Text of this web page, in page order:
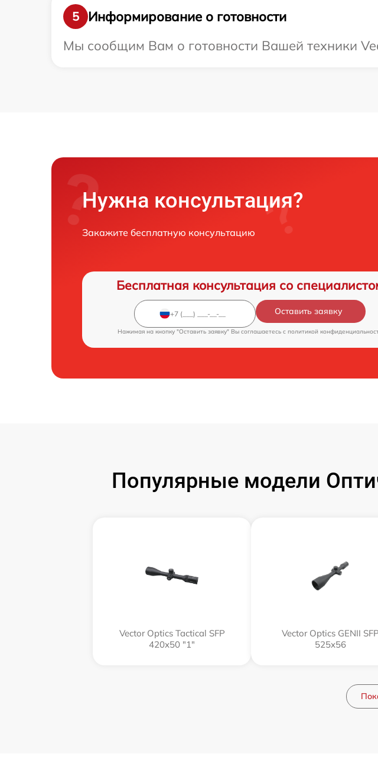
5
Информирование о готовности
Мы сообщим Вам о готовности Вашей техники
Нужна консультация?
Закажите бесплатную консультацию
Бесплатная консультация со
Оставить заявку
Нажимая на кнопку "Оставить заявку" Вы соглашаетесь c политикой
Популярные модели
Vector Optics Tactical SFP
420x50 "1"
Vector Optics GENII SFP
525x56